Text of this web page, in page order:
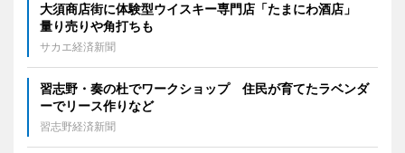
大須商店街に体験型ウイスキー専門店「たまにわ酒店」
量り売りや角打ちも
サカエ経済新聞
習志野・奏の杜でワークショップ 住民が育てたラベンダ
ーでリース作りなど
習志野経済新聞